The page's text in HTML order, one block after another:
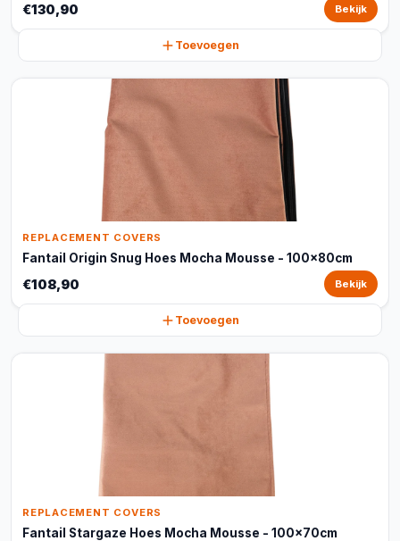
€130,90 Bekijk
Toevoegen
REPLACEMENT COVERS
Fantail Origin Snug Hoes Mocha Mousse - 100x80cm
€108,90 Bekijk
Toevoegen
REPLACEMENT COVERS
Fantail Stargaze Hoes Mocha Mousse - 100x70cm